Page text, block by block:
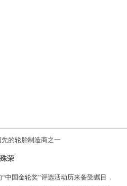
的轮胎制造商之一
荣
国金轮奖”评选活动历来备受瞩目，